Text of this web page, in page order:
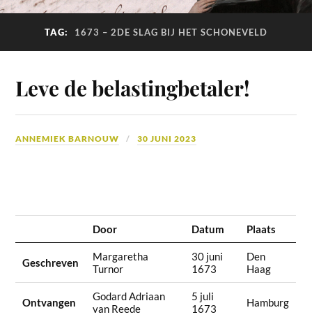
TAG: 1673 – 2DE SLAG BIJ HET SCHONEVELD
Leve de belastingbetaler!
ANNEMIEK BARNOUW 30 JUNI 2023
Door Datum Plaats
Geschreven
Margaretha
Turnor
30 juni
1673
Den
Haag
Ontvangen
Godard Adriaan
van Reede
5 juli
1673
Hamburg